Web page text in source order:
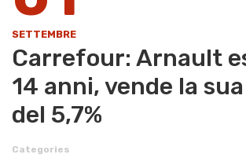
SETTEMBRE
Carrefour: Arnault
14 anni, vende la
del 5,7%
Categories